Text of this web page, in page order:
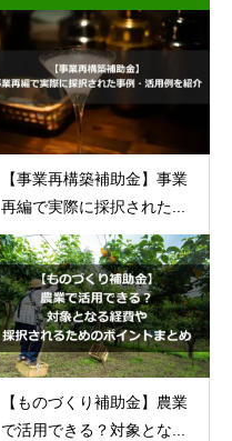
【事業再構築補助金】事業
再編で実際に採択された...
【ものづくり補助金】農業
で活用できる？対象とな...